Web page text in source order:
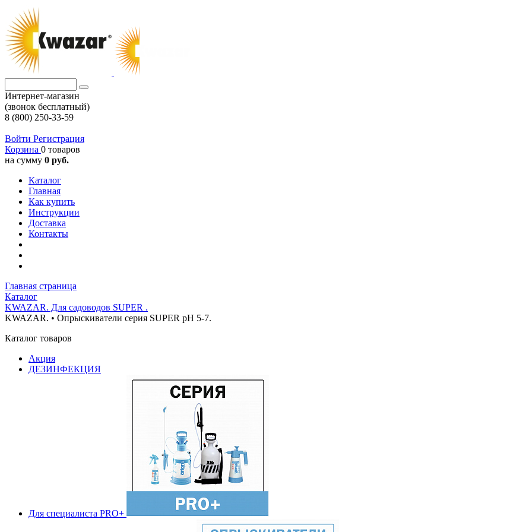
Интернет-магазин
(звонок бесплатный)
8 (800) 250-33-59
Войти Регистрация
Корзина 0 товаров
на сумму 0 руб.
Каталог
Главная
Как купить
Инструкции
Доставка
Контакты
Главная страница
Каталог
KWAZAR. Для садоводов SUPER .
KWAZAR. • Опрыскиватели серия SUPER pH 5-7.
Каталог товаров
Акция
ДЕЗИНФЕКЦИЯ
Для специалиста PRO+